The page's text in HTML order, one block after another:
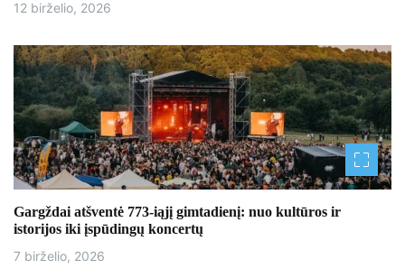
12 birželio, 2026
Gargždai atšventė 773-iąjį gimtadienį: nuo kultūros ir
istorijos iki įspūdingų koncertų
7 birželio, 2026